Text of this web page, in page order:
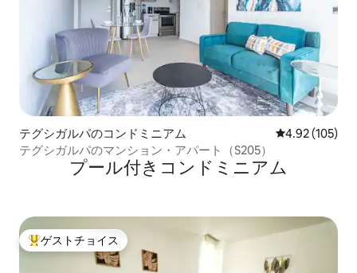
テグシガルパのコンドミニアム レビュー105
4.92 (105)
テグシガルパのマンション・アパート（S205）
プール付きコンドミニアム
大好評のゲストチョイスです。
ゲストチョイス